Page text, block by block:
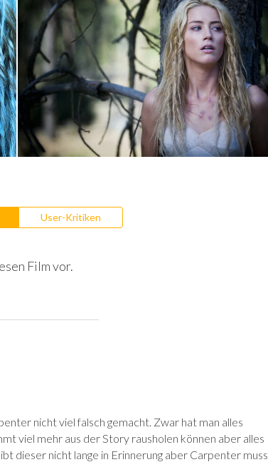
User-Kritiken
Film vor.
nicht viel falsch gemacht. Zwar hat man alles
viel mehr aus der Story rausholen können aber alles
dieser nicht lange in Erinnerung aber Carpenter muss